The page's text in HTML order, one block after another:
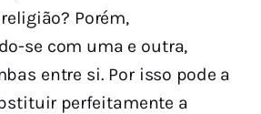
Porém,
se com uma e outra,
entre si. Por isso pode a
perfeitamente a